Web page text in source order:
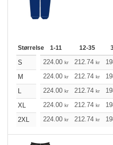
Størrelse 1-11 12-35
S 224.00 kr 212.74 kr
M
224.00 kr 212.74 kr
L
224.00 kr 212.74 kr
XL
224.00 kr 212.74 kr
2XL
224.00 kr 212.74 kr